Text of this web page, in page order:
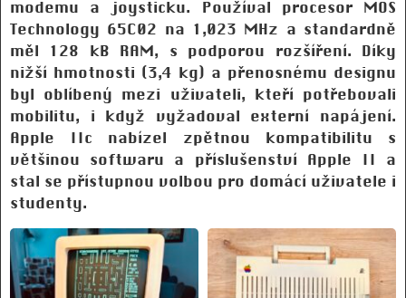
modemu a joysticku. Používal procesor MOS
Technology 65C02 na 1,023 MHz a standardně
měl 128 kB RAM, s podporou rozšíření. Díky
nižší hmotnosti (3,4 kg) a přenosnému designu
byl oblíbený mezi uživateli, kteří potřebovali
mobilitu, i když vyžadoval externí napájení.
Apple IIc nabízel zpětnou kompatibilitu s
většinou softwaru a příslušenství Apple II a
stal se přístupnou volbou pro domácí uživatele i
studenty.